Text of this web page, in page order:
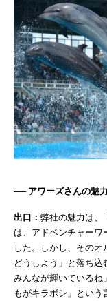
── アワーズさんの魅
出口： 弊社の魅力は、
は、アドベンチャーワ
した。しかし、その
どうしよう」と落ち
みんなが輝いているね
もがキラボシ」という